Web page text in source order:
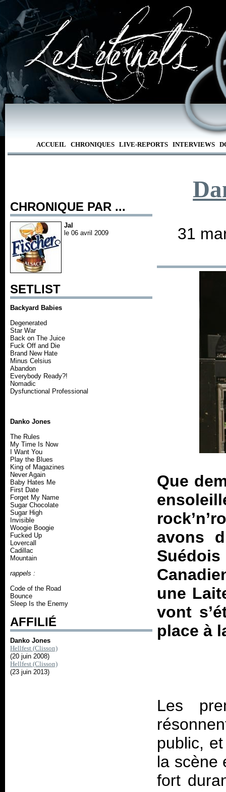
ACCUEIL CHRONIQUES LIVE-REPORTS INTERVIEWS
CHRONIQUE PAR ...
Jal
le 06 avril 2009
SETLIST
Backyard Babies
Degenerated
Star War
Back on The Juice
Fuck Off and Die
Brand New Hate
Minus Celsius
Abandon
Everybody Ready?!
Nomadic
Dysfunctional Professional
Danko Jones
The Rules
My Time Is Now
I Want You
Play the Blues
King of Magazines
Never Again
Baby Hates Me
First Date
Forget My Name
Sugar Chocolate
Sugar High
Invisible
Woogie Boogie
Fucked Up
Lovercall
Cadillac
Mountain
rappels :
Code of the Road
Bounce
Sleep Is the Enemy
AFFILIÉ
Danko Jones
Hellfest (Clisson)
(20 juin 2008)
Hellfest (Clisson)
(23 juin 2013)
31
Que
avons
une
vont
place à
Les
public,
la scène
fort